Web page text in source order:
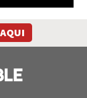
no Whatsapp